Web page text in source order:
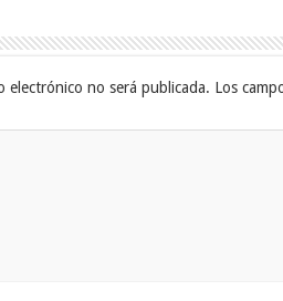
electrónico no será publicada. Los